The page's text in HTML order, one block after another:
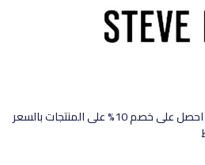
عرض سريع: احصل على خصم 10% على المنتجات بالسعر